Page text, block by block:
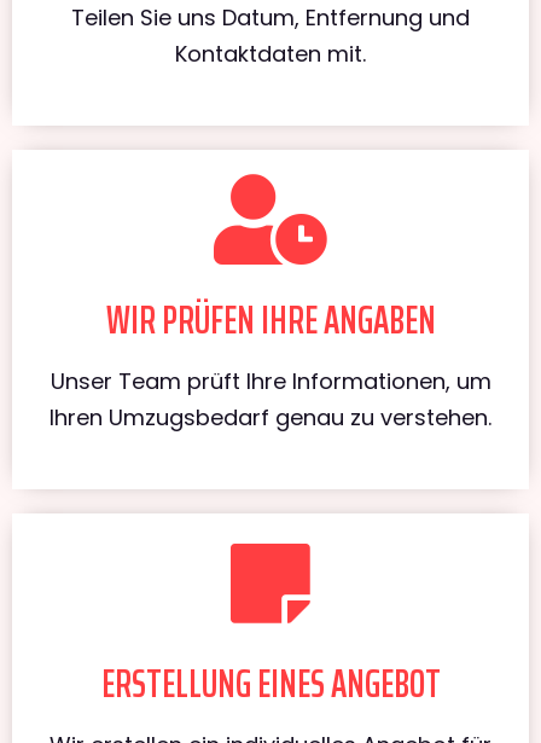
Teilen Sie uns Datum, Entfernung und
Kontaktdaten mit.
WIR PRÜFEN IHRE ANGABEN
Unser Team prüft Ihre Informationen, um
Ihren Umzugsbedarf genau zu verstehen.
ERSTELLUNG EINES ANGEBOT